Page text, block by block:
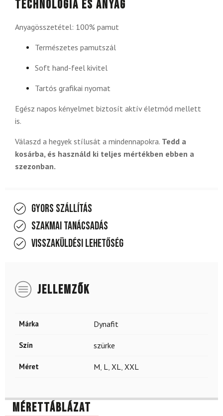
Technológia és anyag
Anyagösszetétel: 100% pamut
Természetes pamutszál
Soft hand-feel kivitel
Tartós grafikai nyomat
Egész napos kényelmet biztosít aktív életmód mellett
is.
Válaszd a hegyek stílusát a mindennapokra. Tedd a
kosárba, és használd ki teljes mértékben ebben a
szezonban.
Gyors szállítás
Szakmai tanácsadás
Visszaküldési lehetőség
JELLEMZŐK
Márka Dynafit
Szín szürke
Méret M L XL XXL
Mérettáblázat